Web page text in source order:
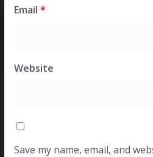
Email *
Website
Save my name, email, and